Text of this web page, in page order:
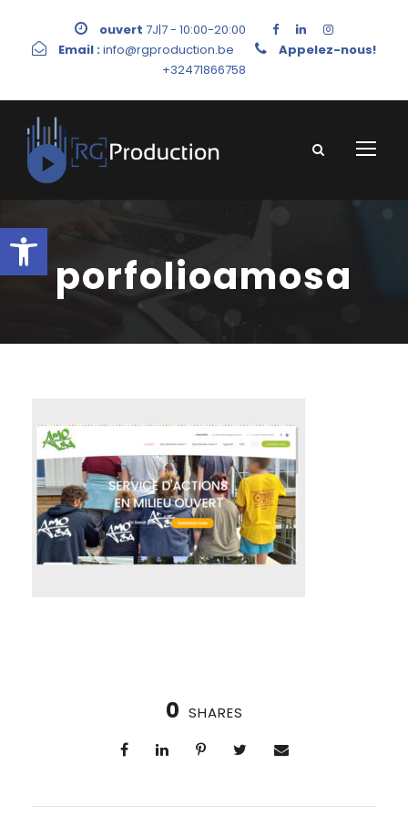
Ouvrir la barre d’outils
ouvert 7J|7 - 10:00-20:00
Email :info@rgproduction.be
Appelez-nous!
+32471866758
porfolioamosa
0 SHARES